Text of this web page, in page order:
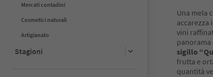
Mercati contadini
Cosmetici naturali
Artigianato
Stagioni
Una mela
accarezza
vini
panorama
sigillo
frutta e
quantità
risultato